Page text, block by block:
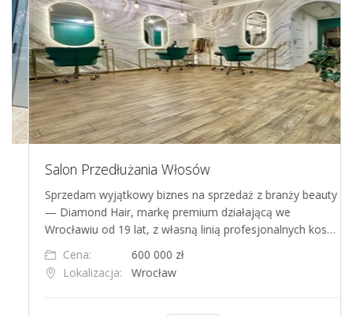
Salon Przedłużania Włosów
Sprzedam wyjątkowy biznes na sprzedaż z branży beauty
— Diamond Hair, markę premium działającą we
Wrocławiu od 19 lat, z własną linią profesjonalnych kos…
Cena:
600 000 zł
Lokalizacja:
Wrocław